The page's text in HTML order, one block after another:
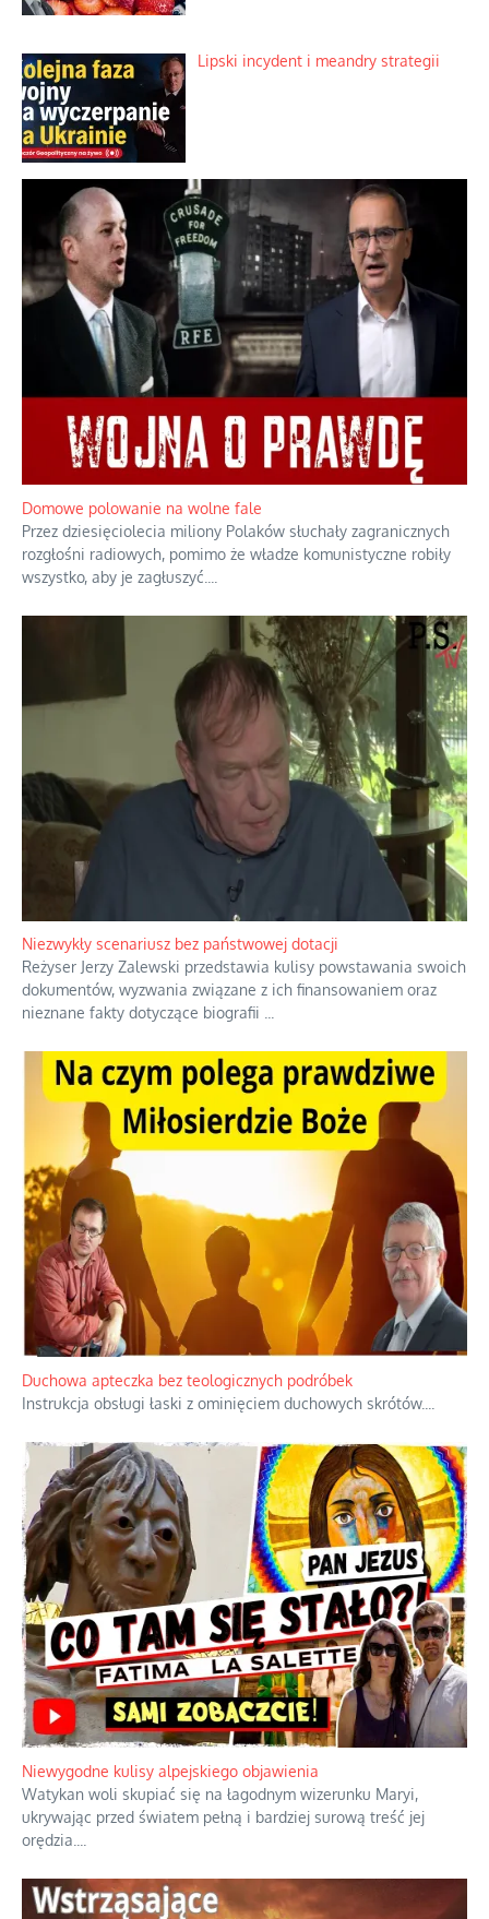
Lipski incydent i meandry strategii
Domowe polowanie na wolne fale
Przez dziesięciolecia miliony Polaków słuchały zagranicznych
rozgłośni radiowych, pomimo że władze komunistyczne robiły
wszystko, aby je zagłuszyć.
Niezwykły scenariusz bez państwowej dotacji
Reżyser Jerzy Zalewski przedstawia kulisy powstawania swoich
dokumentów, wyzwania związane z ich finansowaniem oraz
nieznane fakty dotyczące biografii
Duchowa apteczka bez teologicznych podróbek
Instrukcja obsługi łaski z ominięciem duchowych skrótów.
Niewygodne kulisy alpejskiego objawienia
Watykan woli skupiać się na łagodnym wizerunku Maryi,
ukrywając przed światem pełną i bardziej surową treść jej
orędzia.